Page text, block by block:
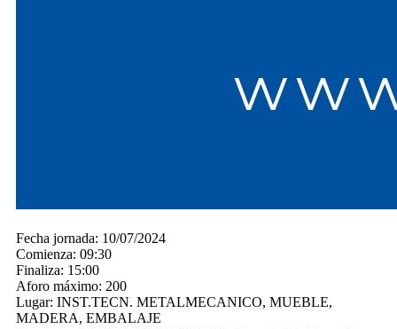
Fecha jornada: 10/07/2024
Comienza: 09:30
Finaliza: 15:00
Aforo máximo: 200
Lugar: INST.TECN. METALMECANICO, MUEBLE,
MADERA, EMBALAJE